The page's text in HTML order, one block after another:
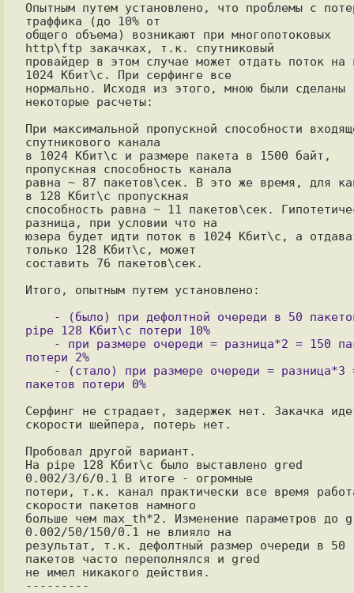
Опытным путем установлено, что проблемы с
траффика (до 10% от
общего объема) возникают при многопотоковых
http\ftp закачках, т.к. спутниковый
провайдер в этом случае может отдать поток на
1024 Кбит\с. При серфинге все
нормально. Исходя из этого, мною были сделаны
некоторые расчеты:
При максимальной пропускной способности
спутникового канала
в 1024 Кбит\с и размере пакета в 1500 байт,
пропускная способность канала
равна ~ 87 пакетов\сек. В это же время, для
в 128 Кбит\с пропускная
способность равна ~ 11 пакетов\сек.
разница, при условии что на
юзера будет идти поток в 1024 Кбит\с, а
только 128 Кбит\с, может
составить 76 пакетов\сек.
Итого, опытным путем установлено:
pipe 128 Кбит\с потери 10%
потери 2%
пакетов потери 0%
Серфинг не страдает, задержек нет. Закачка
скорости шейпера, потерь нет.
Пробовал другой вариант.
Hа pipe 128 Кбит\с было выставлено gred
0.002/3/6/0.1 В итоге - огромные
потери, т.к. канал практически все время
скорости пакетов намного
больше чем max_th*2. Изменение параметров до
0.002/50/150/0.1 не влияло на
результат, т.к. дефолтный размер очереди в 50
пакетов часто переполнялся и gred
не имел никакого действия.
---------